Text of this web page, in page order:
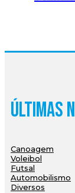
Últimas
Canoagem
Voleibol
Futsal
Automobilismo
Diversos